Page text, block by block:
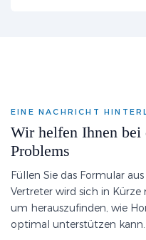
EINE NACHRICHT
Wir helfen Ihnen bei
Problems
Füllen Sie das Formular
Vertreter wird sich in
um herauszufinden, wie
optimal unterstützen kann.